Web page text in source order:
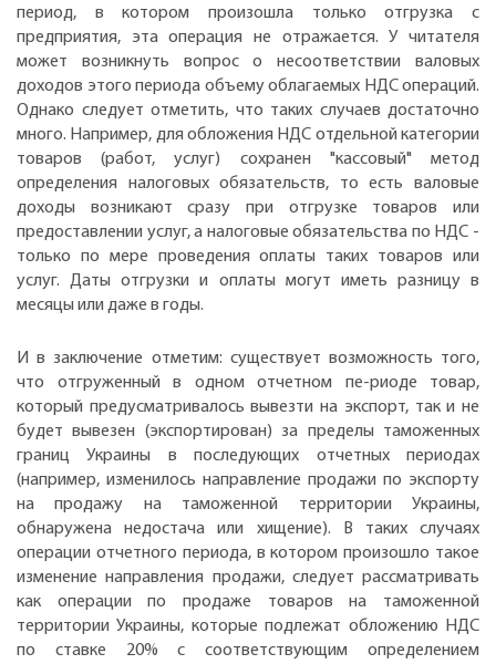
период, в котором произошла только отгрузка с
предприятия, эта операция не отражается. У читателя
может возникнуть вопрос о несоответствии валовых
доходов этого периода объему облагаемых НДС операций.
Однако следует отметить, что таких случаев достаточно
много. Например, для обложения НДС отдельной категории
товаров (работ, услуг) сохранен "кассовый" метод
определения налоговых обязательств, то есть валовые
доходы возникают сразу при отгрузке товаров или
предоставлении услуг, а налоговые обязательства по НДС -
только по мере проведения оплаты таких товаров или
услуг. Даты отгрузки и оплаты могут иметь разницу в
месяцы или даже в годы.
И в заключение отметим: существует возможность того,
что отгруженный в одном отчетном пе-риоде товар,
который предусматривалось вывезти на экспорт, так и не
будет вывезен (экспортирован) за пределы таможенных
границ Украины в последующих отчетных периодах
(например, изменилось направление продажи по экспорту
на продажу на таможенной территории Украины,
обнаружена недостача или хищение). В таких случаях
операции отчетного периода, в котором произошло такое
изменение направления продажи, следует рассматривать
как операции по продаже товаров на таможенной
территории Украины, которые подлежат обложению НДС
по ставке 20% с соответствующим определением